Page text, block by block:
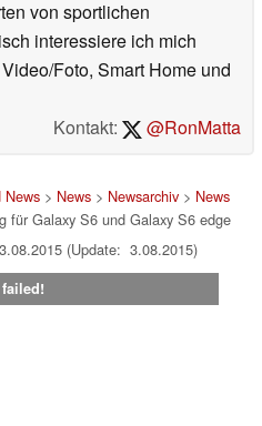
von sportlichen
interessiere ich mich
Foto, Smart Home und
Kontakt:
@RonMatta
News> News> Newsarchiv> News
für Galaxy S6 und Galaxy S6 edge
(Update: 3.08.2015)